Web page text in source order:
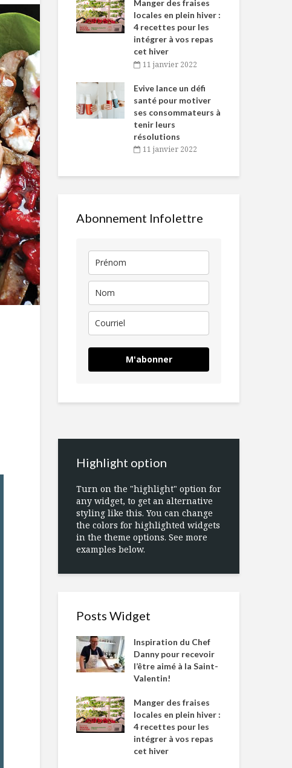
de-l’Est
durant le
des Fêtes
novembre 2021
baigne dans
de Caméline
Chantal Van
novembre 2021
Manger des fraises
locales en plein hiver :
4 recettes pour les
intégrer à vos repas
cet hiver
11 janvier 2022
Evive lance un défi
santé pour motiver
ses consommateurs à
tenir leurs
résolutions
11 janvier 2022
Abonnement Infolettre
M'abonner
Highlight option
Turn on the "highlight" option for
any widget, to get an alternative
styling like this. You can change
the colors for highlighted widgets
in the theme options. See more
examples below.
Posts Widget
Inspiration du Chef
Danny pour recevoir
l’être aimé à la Saint-
Valentin!
Manger des fraises
locales en plein hiver :
4 recettes pour les
intégrer à vos repas
cet hiver
Gâteau à la
polenta, citron et
huile d’olive
10 tendances en
réponse aux
besoins du
consommateur
Sauter sur le